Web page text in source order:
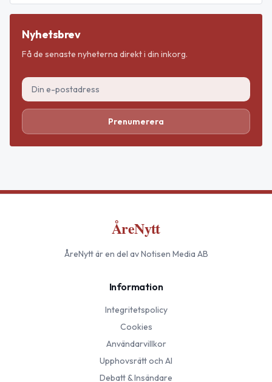
Nyhetsbrev
Få de senaste nyheterna direkt i din inkorg.
Prenumerera
ÅreNytt
ÅreNyttär en del av Notisen Media AB
Information
Integritetspolicy
Cookies
Användarvillkor
Upphovsrätt och AI
Debatt & Insändare